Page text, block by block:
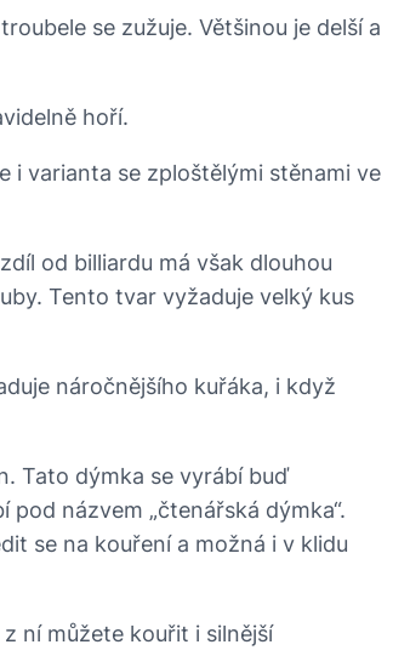
se zužuje. Většinou je delší a
hoří.
i varianta se zploštělými stěnami ve
od billiardu má však dlouhou
Tento tvar vyžaduje velký kus
náročnějšího kuřáka, i když
Tato dýmka se vyrábí buď
názvem „čtenářská dýmka“.
se na kouření a možná i v klidu
ní můžete kouřit i silnější